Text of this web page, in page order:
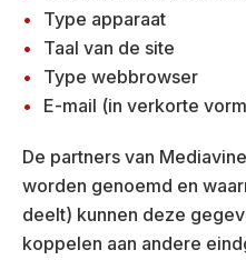
Type apparaat
Taal van de site
Type webbrowser
E-mail (in verkorte
De partners van
worden genoemd en
deelt) kunnen deze
koppelen aan andere